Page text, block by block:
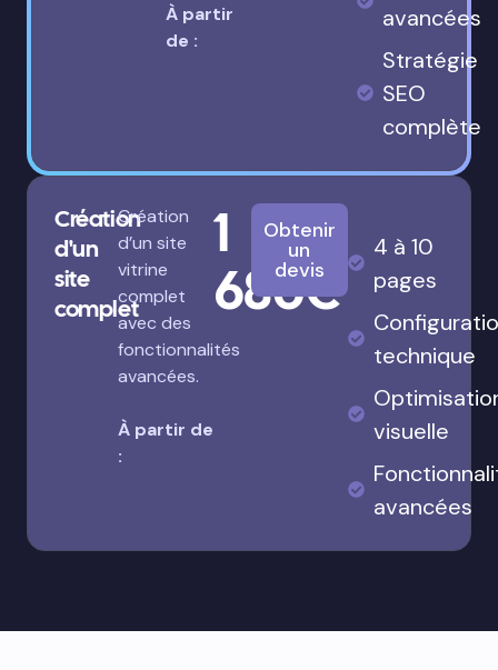
À partir
de :
avancées
Stratégie
SEO
complète
Création
d'un
site
complet
Création
d’un site
vitrine
complet
avec des
fonctionnalités
avancées.
À partir de
:
1
680€
Obtenir
un
devis
4 à 10
pages
technique
visuelle
avancées